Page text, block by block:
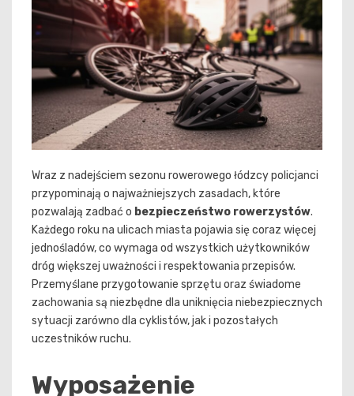
Wraz z nadejściem sezonu rowerowego łódzcy policjanci
przypominają o najważniejszych zasadach, które
pozwalają zadbać o bezpieczeństwo rowerzystów.
Każdego roku na ulicach miasta pojawia się coraz więcej
jednośladów, co wymaga od wszystkich użytkowników
dróg większej uważności i respektowania przepisów.
Przemyślane przygotowanie sprzętu oraz świadome
zachowania są niezbędne dla uniknięcia niebezpiecznych
sytuacji zarówno dla cyklistów, jak i pozostałych
uczestników ruchu.
Wyposażenie